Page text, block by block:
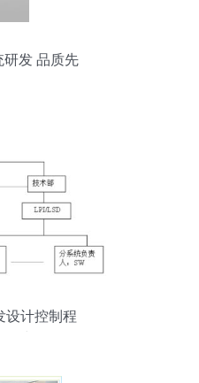
研发 品质先
设计控制程